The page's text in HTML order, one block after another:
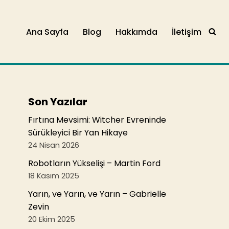
Ana Sayfa Blog Hakkımda İletişim
Son Yazılar
Fırtına Mevsimi: Witcher Evreninde
Sürükleyici Bir Yan Hikaye
24 Nisan 2026
Robotların Yükselişi – Martin Ford
18 Kasım 2025
Yarın, ve Yarın, ve Yarın – Gabrielle
Zevin
20 Ekim 2025